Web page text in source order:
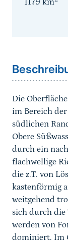
1179 km
Die
im Bereich
südlichen
Obere
durch ein
flachwellige
die z.T. von
kastenförmig
weitgehend
sich durch die
werden von
dominiert. Im